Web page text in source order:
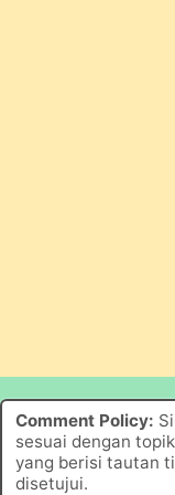
Comment Policy:
sesuai dengan
yang berisi tautan
disetujui.